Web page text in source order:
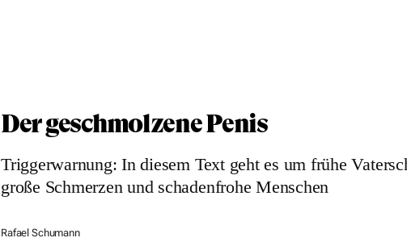
Der geschmolzene Penis
Triggerwarnung: In diesem Text geht es um frühe
große Schmerzen und schadenfrohe Menschen
Rafael Schumann